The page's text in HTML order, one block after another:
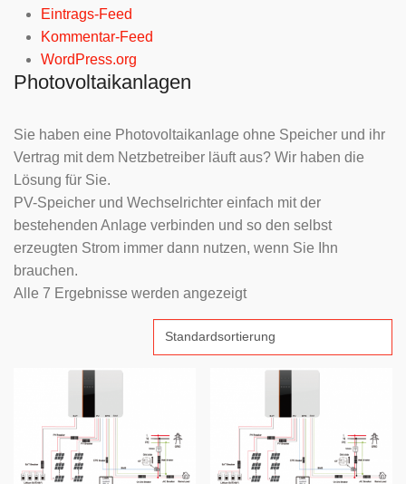
Eintrags-Feed
Kommentar-Feed
WordPress.org
Photovoltaikanlagen
Sie haben eine Photovoltaikanlage ohne Speicher und ihr
Vertrag mit dem Netzbetreiber läuft aus? Wir haben die
Lösung für Sie.
PV-Speicher und Wechselrichter einfach mit der
bestehenden Anlage verbinden und so den selbst
erzeugten Strom immer dann nutzen, wenn Sie Ihn
brauchen.
Alle 7 Ergebnisse werden angezeigt